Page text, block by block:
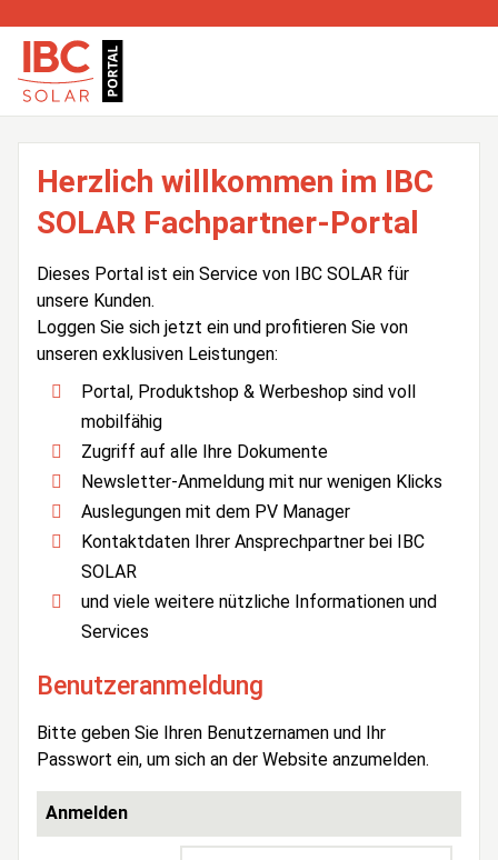
Herzlich willkommen im IBC
SOLAR Fachpartner-Portal
Dieses Portal ist ein Service von IBC SOLAR für
unsere Kunden.
Loggen Sie sich jetzt ein und profitieren Sie von
unseren exklusiven Leistungen:
Portal, Produktshop & Werbeshop sind voll
mobilfähig
Zugriff auf alle Ihre Dokumente
Newsletter-Anmeldung mit nur wenigen Klicks
Auslegungen mit dem PV Manager
Kontaktdaten Ihrer Ansprechpartner bei IBC
SOLAR
und viele weitere nützliche Informationen und
Services
Benutzeranmeldung
Bitte geben Sie Ihren Benutzernamen und Ihr
Passwort ein, um sich an der Website anzumelden.
Anmelden